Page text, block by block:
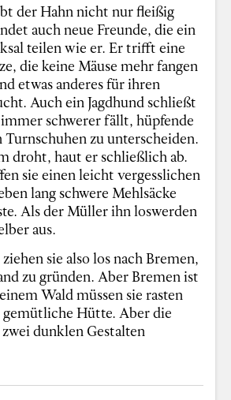
der Hahn nicht nur fleißig
auch neue Freunde, die ein
teilen wie er. Er trifft eine
die keine Mäuse mehr fangen
etwas anderes für ihren
Auch ein Jagdhund schließt
schwerer fällt, hüpfende
Turnschuhen zu unterscheiden.
droht, haut er schließlich ab.
sie einen leicht vergesslichen
lang schwere Mehlsäcke
Als der Müller ihn loswerden
aus.
sie also los nach Bremen,
zu gründen. Aber Bremen ist
Wald müssen sie rasten
Hütte. Aber die
dunklen Gestalten